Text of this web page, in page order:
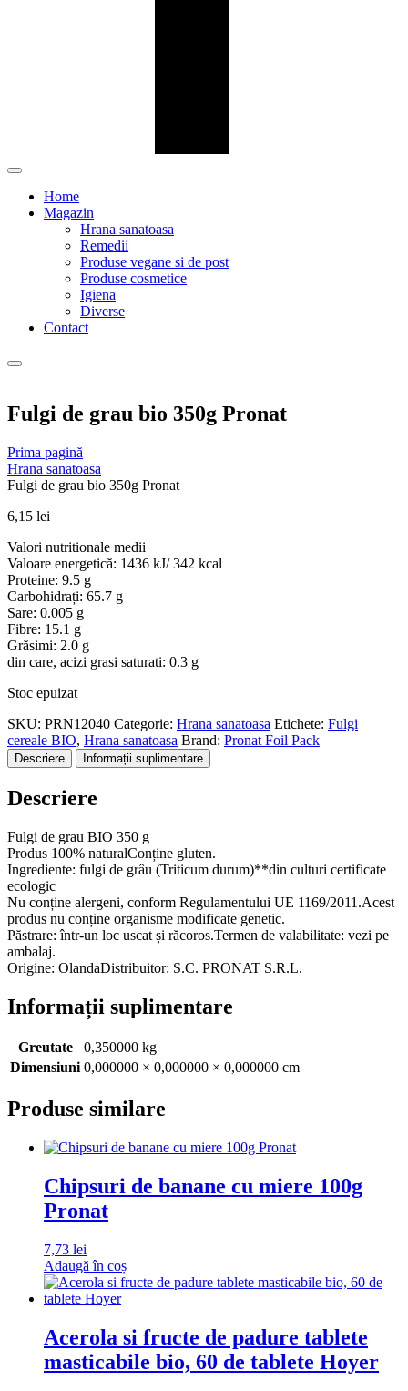
Home
Magazin
Hrana sanatoasa
Remedii
Produse vegane si de post
Produse cosmetice
Igiena
Diverse
Contact
Fulgi de grau bio 350g Pronat
Prima pagină
Hrana sanatoasa
Fulgi de grau bio 350g Pronat
6,15 lei
Valori nutritionale medii
Valoare energetică: 1436 kJ/ 342 kcal
Proteine: 9.5 g
Carbohidrați: 65.7 g
Sare: 0.005 g
Fibre: 15.1 g
Grăsimi: 2.0 g
din care, acizi grasi saturati: 0.3 g
Stoc epuizat
SKU: PRN12040 Categorie: Hrana sanatoasa Etichete: Fulgi
cereale BIO, Hrana sanatoasa Brand: Pronat Foil Pack
Descriere Informații suplimentare
Descriere
Fulgi de grau BIO 350 g
Produs 100% naturalConține gluten.
Ingrediente: fulgi de grâu (Triticum durum)**din culturi certificate
ecologic
Nu conține alergeni, conform Regulamentului UE 1169/2011.Acest
produs nu conține organisme modificate genetic.
Păstrare: într-un loc uscat și răcoros.Termen de valabilitate: vezi pe
ambalaj.
Origine: OlandaDistribuitor: S.C. PRONAT S.R.L.
Informații suplimentare
Greutate
0,350000 kg
Dimensiuni 0,000000 × 0,000000 × 0,000000 cm
Produse similare
Chipsuri de banane cu miere 100g
Pronat
7,73 lei
Adaugă în coș
Acerola si fructe de padure tablete
masticabile bio, 60 de tablete Hoyer